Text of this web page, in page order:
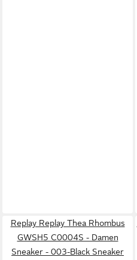
Replay Replay Thea Rhombus
GWSH5 C0004S - Damen
Sneaker - 003-Black Sneaker